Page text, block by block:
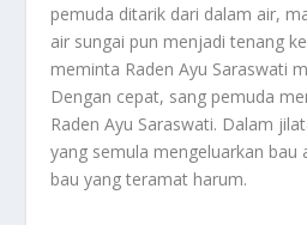
pemuda ditarik dari dalam air,
air sungai pun menjadi tenang
meminta Raden Ayu Saraswati
Dengan cepat, sang pemuda
Raden Ayu Saraswati. Dalam
yang semula mengeluarkan bau
bau yang teramat harum.